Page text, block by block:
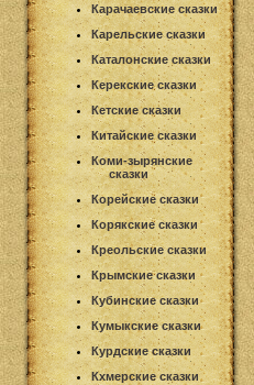
Карачаевские сказки
Карельские сказки
Каталонские сказки
Керекские сказки
Кетские сказки
Китайские сказки
Коми-зырянские
сказки
Корейские сказки
Корякские сказки
Креольские сказки
Крымские сказки
Кубинские сказки
Кумыкские сказки
Курдские сказки
Кхмерские сказки